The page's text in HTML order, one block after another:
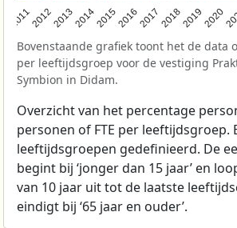
2011201220132014201520162017201820192020
Bovenstaande grafiek toont het de data
per leeftijdsgroep voor de vestiging
Symbion in Didam.
Overzicht van het percentage
personen of FTE per leeftijdsgroep.
leeftijdsgroepen gedefinieerd. De
begint bij ‘jonger dan 15 jaar’ en
van 10 jaar uit tot de laatste
eindigt bij ‘65 jaar en ouder’.